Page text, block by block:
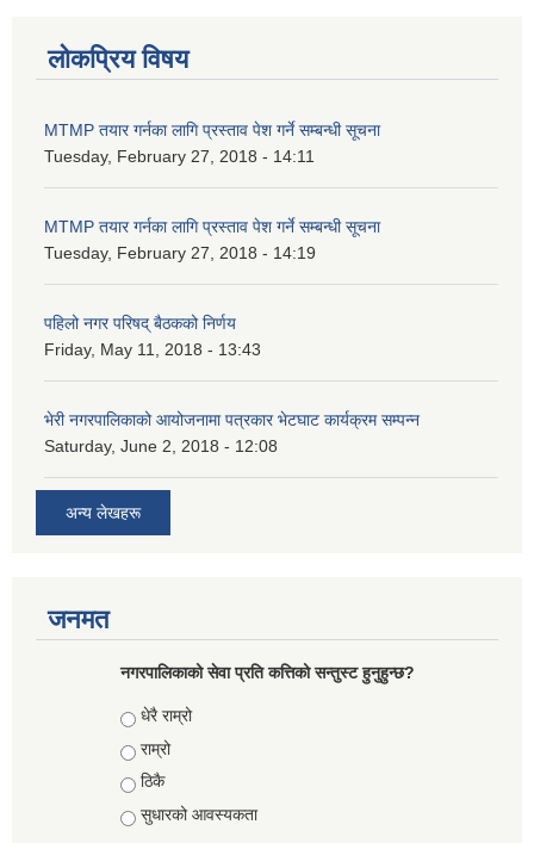
लोकप्रिय विषय
MTMP तयार गर्नका लागि प्रस्ताव पेश गर्ने सम्बन्धी सूचना
Tuesday, February 27, 2018 - 14:11
MTMP तयार गर्नका लागि प्रस्ताव पेश गर्ने सम्बन्धी सूचना
Tuesday, February 27, 2018 - 14:19
पहिलो नगर परिषद् बैठकको निर्णय
Friday, May 11, 2018 - 13:43
भेरी नगरपालिकाको आयोजनामा पत्रकार भेटघाट कार्यक्रम सम्पन्न
Saturday, June 2, 2018 - 12:08
अन्य लेखहरू
जनमत
नगरपालिकाको सेवा प्रति कत्तिको सन्तुस्ट हुनुहुन्छ?
Choices
धेरै राम्रो
राम्रो
ठिकै
सुधारको आवस्यकता